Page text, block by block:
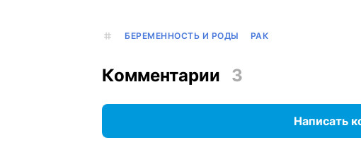
БЕРЕМЕННОСТЬ И РОДЫ РАК
Комментарии 3
Написать